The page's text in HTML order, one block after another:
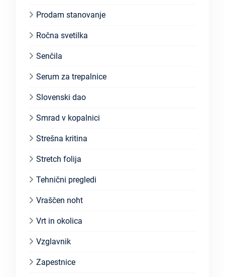
Prodam stanovanje
Ročna svetilka
Senčila
Serum za trepalnice
Slovenski dao
Smrad v kopalnici
Strešna kritina
Stretch folija
Tehnični pregledi
Vraščen noht
Vrt in okolica
Vzglavnik
Zapestnice